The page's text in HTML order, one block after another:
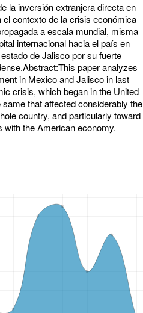
la inversión extranjera directa en
contexto de la crisis económica
a escala mundial, misma
internacional hacia el país en
de Jalisco por su fuerte
paper analyzes
in Mexico and Jalisco in last
crisis, which began in the United
that affected considerably the
country, and particularly toward
the American economy.